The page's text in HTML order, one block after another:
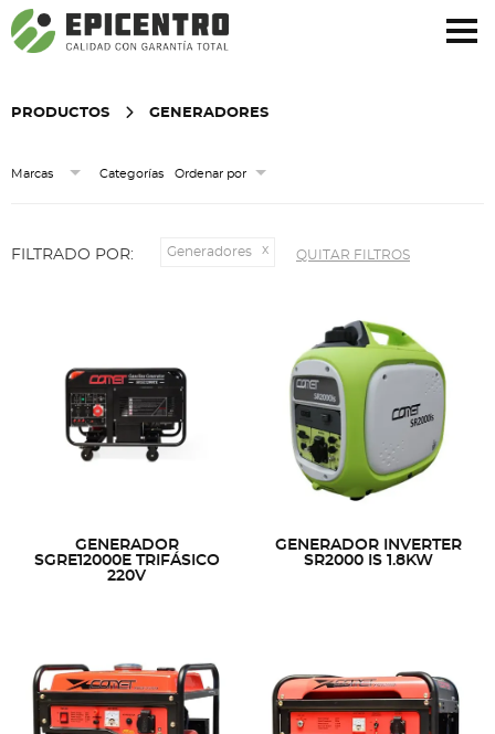
¿Olvidó su contraseña?Regístrese aquí
PRODUCTOS GENERADORES
Marcas Categorías Ordenar por
FILTRADO POR: Generadores QUITAR FILTROS
GENERADOR
SGRE12000E TRIFÁSICO
220V
GENERADOR INVERTER
SR2000 IS 1.8KW